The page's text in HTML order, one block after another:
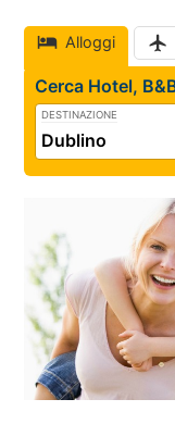
Alloggi
Cerca Hotel,
DESTINAZIONE